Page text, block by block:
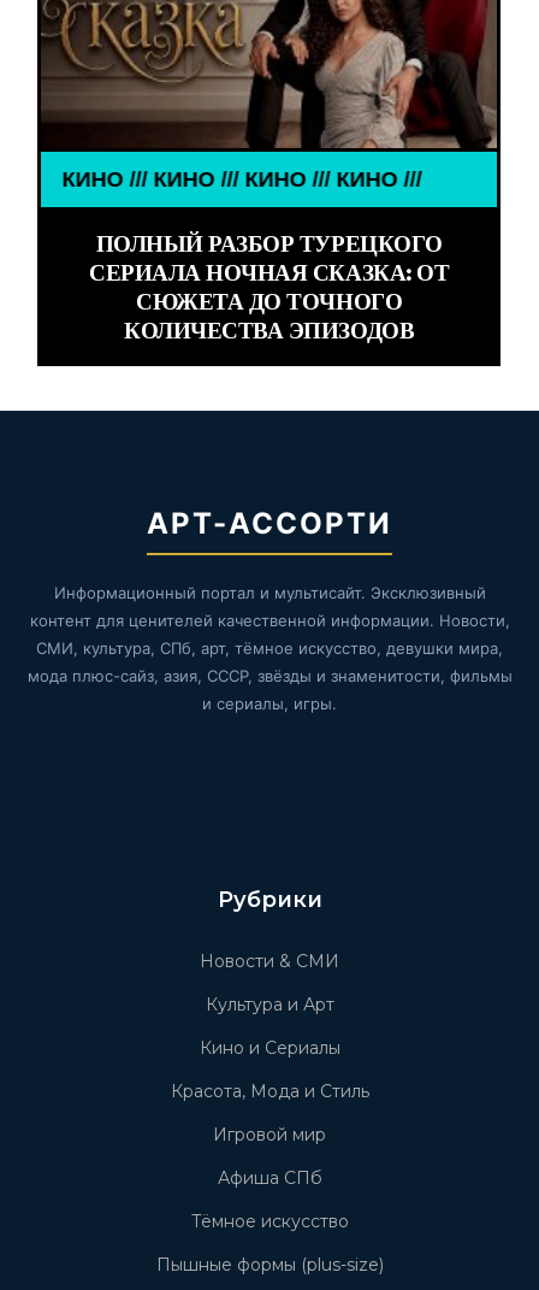
КИНО /// КИНО /// КИНО /// КИНО ///
ПОЛНЫЙ РАЗБОР ТУРЕЦКОГО
СЕРИАЛА НОЧНАЯ СКАЗКА: ОТ
СЮЖЕТА ДО ТОЧНОГО
КОЛИЧЕСТВА ЭПИЗОДОВ
АРТ-АССОРТИ
Информационный портал и мультисайт. Эксклюзивный
контент для ценителей качественной информации. Новости,
СМИ, культура, СПб, арт, тёмное искусство, девушки мира,
мода плюс-сайз, азия, СССР, звёзды и знаменитости, фильмы
и сериалы, игры.
Рубрики
Новости & СМИ
Культура и Арт
Кино и Сериалы
Красота, Мода и Стиль
Игровой мир
Афиша СПб
Тёмное искусство
Пышные формы (plus-size)